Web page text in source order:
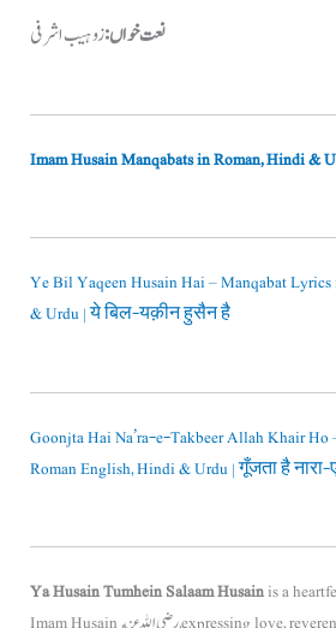
نعت خواں:زوہیب اشرفی
Imam Husain Manqabats in Roman, Hindi &
Ye Bil Yaqeen Husain Hai – Manqabat
& Urdu | ये बिल-यक़ीन हुसैन है
Goonjta Hai Na’ra-e-Takbeer Allah Khair Ho
Roman English, Hindi & Urdu | गूँजता है
Ya Husain Tumhein Salaam Husainis a